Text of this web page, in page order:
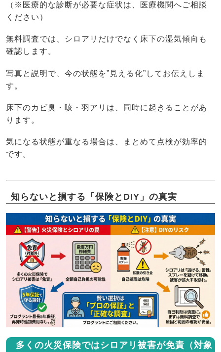
（※医療的な診断が必要な症状は、医療機関へご相談
ください）
無料調査では、シロアリだけでなく床下の湿気傾向も
確認します。
写真と説明で、今の状態を”見える化”してお伝えしま
す。
床下のカビ臭・咳・羽アリは、同時に起きることがあ
ります。
気になる状態が重なる場合は、まとめて点検が効率的
です。
知らないと損する「保険とDIY」の真実
多くの火災保険ではシロアリ被害が免責（対象